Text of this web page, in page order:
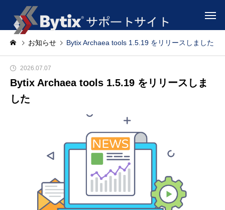
お知らせ Bytix Archaea tools 1.5.19 をリリースしました
2026.07.07
Bytix Archaea tools 1.5.19 をリリースしま
した